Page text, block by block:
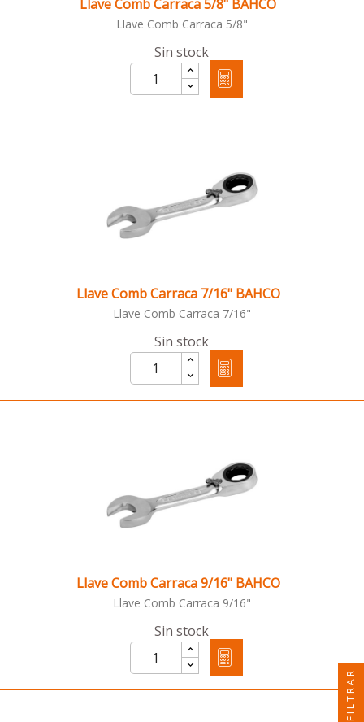
Llave Comb Carraca 5/8" BAHCO
Llave Comb Carraca 5/8"
Sin stock
Llave Comb Carraca 7/16" BAHCO
Llave Comb Carraca 7/16"
Sin stock
Llave Comb Carraca 9/16" BAHCO
Llave Comb Carraca 9/16"
Sin stock
FILTRAR